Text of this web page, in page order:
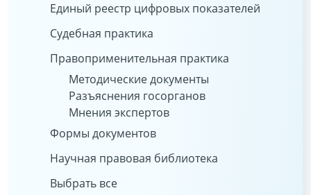
Единый реестр цифровых показателей
Судебная практика
Правоприменительная практика
Методические документы
Разъяснения госорганов
Мнения экспертов
Формы документов
Научная правовая библиотека
Выбрать все